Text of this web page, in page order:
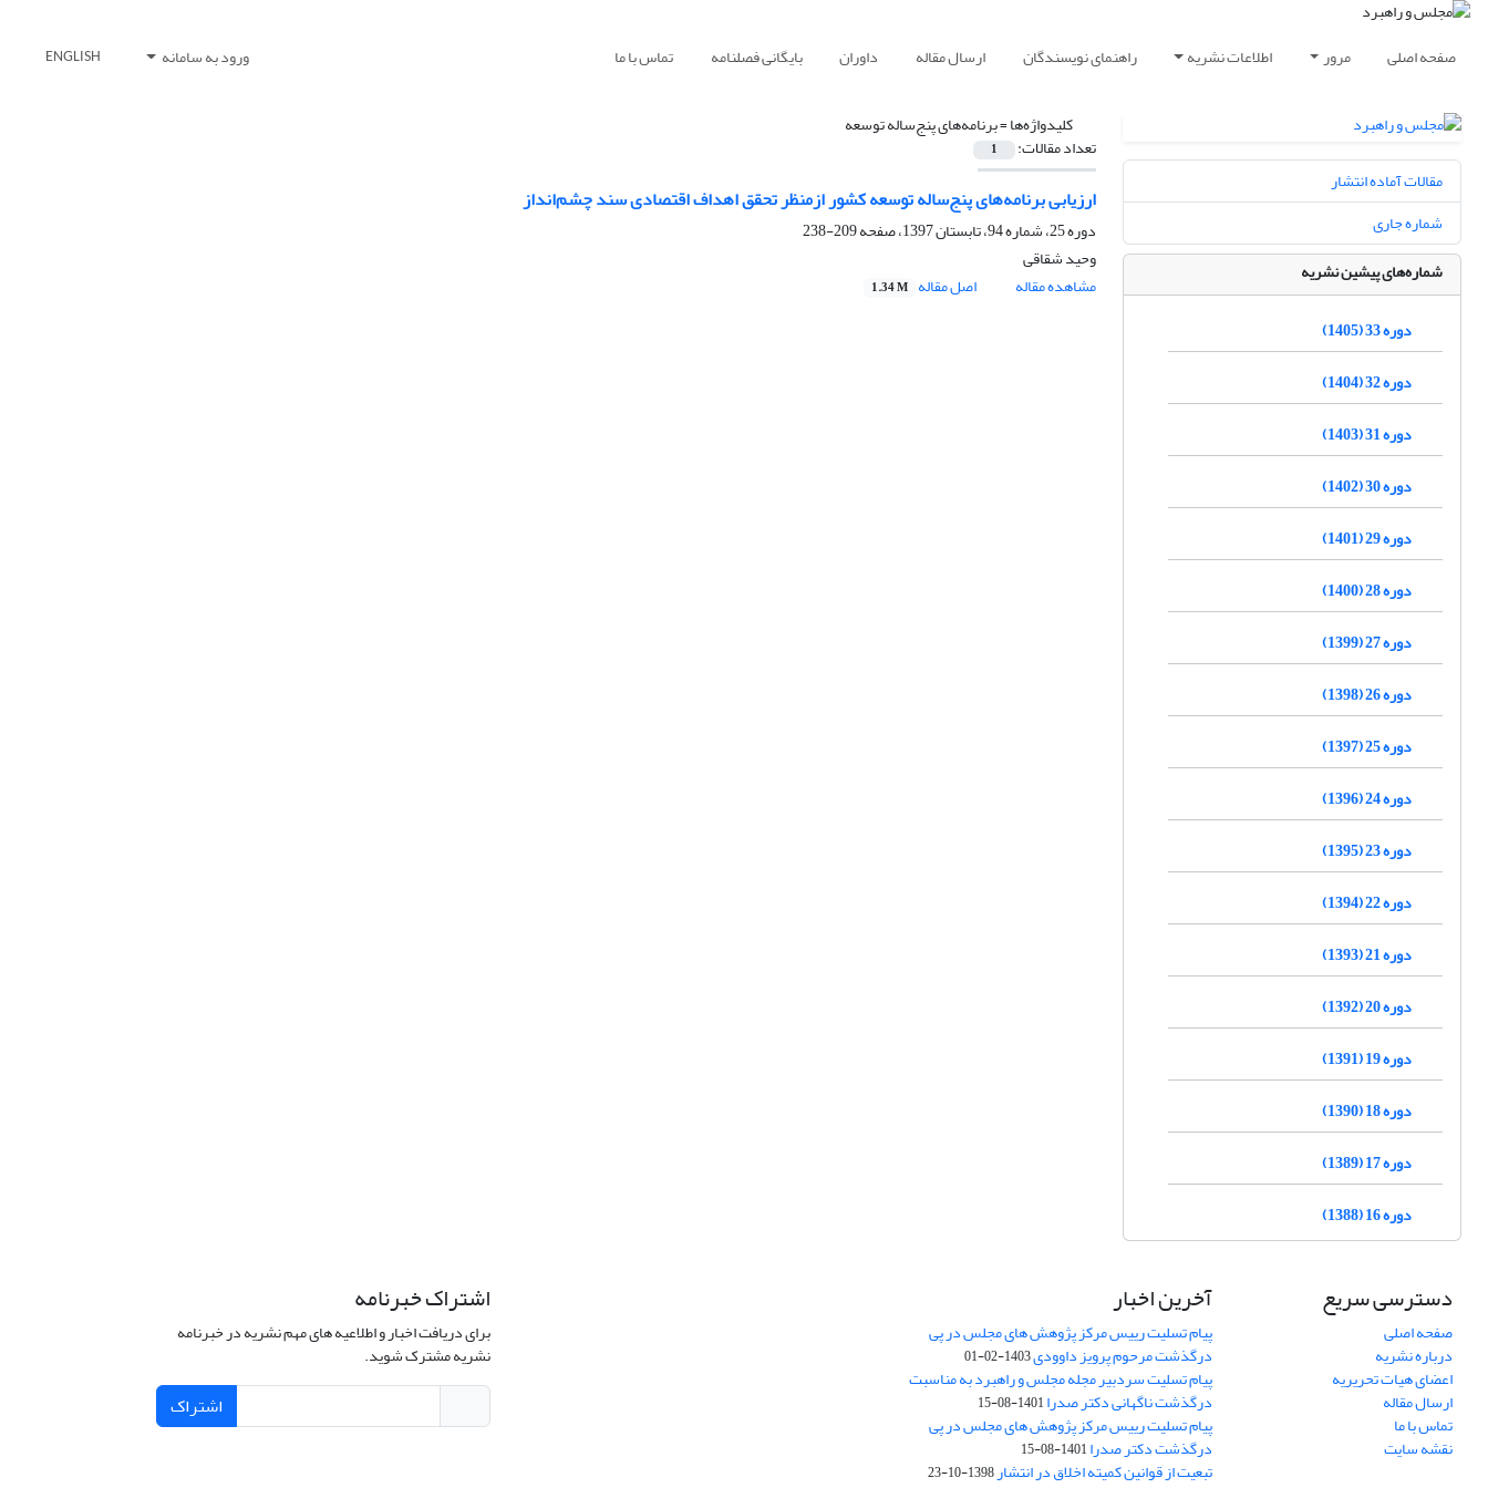
صفحه اصلی مرور اطلاعات نشریه راهنمای نویسندگان ارسال مقاله داوران بایگانی فصلنامه تماس با ما ورود به سامانه ENGLISH
کلیدواژه‌ها =برنامه‌های پنج‌ساله توسعه
تعداد مقالات: 1
ارزیابی برنامه‌های پنج‌ساله توسعه کشور ازمنظر تحقق اهداف اقتصادی سند چشم‌انداز
دوره 25، شماره 94، تابستان 1397، صفحه
209-238
وحید شقاقی
مشاهده مقاله
اصل مقاله 1.34 M
مقالات آماده انتشار
شماره جاری
شماره‌های پیشین نشریه
دوره 33 (1405)
دوره 32 (1404)
دوره 31 (1403)
دوره 30 (1402)
دوره 29 (1401)
دوره 28 (1400)
دوره 27 (1399)
دوره 26 (1398)
دوره 25 (1397)
دوره 24 (1396)
دوره 23 (1395)
دوره 22 (1394)
دوره 21 (1393)
دوره 20 (1392)
دوره 19 (1391)
دوره 18 (1390)
دوره 17 (1389)
دوره 16 (1388)
دسترسی سریع
صفحه اصلی
درباره نشریه
اعضای هیات تحریریه
ارسال مقاله
تماس با ما
نقشه سایت
آخرین اخبار
پیام تسلیت رییس مرکز پژوهش های مجلس در پی
درگذشت مرحوم پرویز داوودی1403-02-01
پیام تسلیت سردبیر مجله مجلس و راهبرد به مناسبت
درگذشت ناگهانی دکتر صدرا1401-08-15
پیام تسلیت رییس مرکز پژوهش های مجلس در پی
درگذشت دکتر صدرا1401-08-15
تبعیت از قوانین کمیته اخلاق در انتشار1398-10-23
اشتراک خبرنامه
برای دریافت اخبار و اطلاعیه های مهم نشریه در خبرنامه
نشریه مشترک شوید.
اشتراک